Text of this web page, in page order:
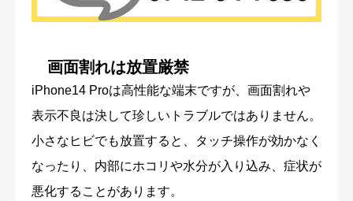
画面割れは放置厳禁
iPhone14 Proは高性能な端末ですが、画面割れや
表示不良は決して珍しいトラブルではありません。
小さなヒビでも放置すると、タッチ操作が効かなく
なったり、内部にホコリや水分が入り込み、症状が
悪化することがあります。